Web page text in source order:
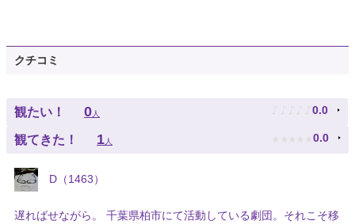
クチコミ
観たい！ 0人 ♪ ♪ ♪ ♪ ♪ 0.0
観てきた！ 1人 ★ ★ ★ ★ ★ 0.0
D（1463）
遅ればせながら。 千葉県柏市にて活動している劇団。それこそ移